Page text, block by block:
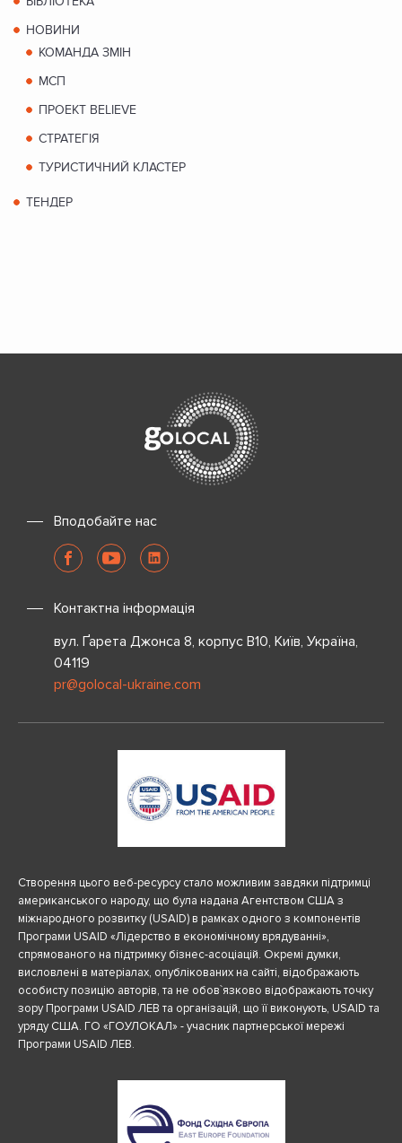
НОВИНИ
КОМАНДА ЗМІН
МСП
ПРОЕКТ BELIEVE
СТРАТЕГІЯ
ТУРИСТИЧНИЙ КЛАСТЕР
ТЕНДЕР
Вподобайте нас
Контактна інформація
вул. Ґарета Джонса 8, корпус B10, Київ, Україна,
04119
pr@golocal-ukraine.com
Створення цього веб-ресурсу стало можливим завдяки підтримці
американського народу, що була надана Агентством США з
міжнародного розвитку (USAID) в рамках одного з компонентів
Програми USAID «Лідерство в економічному врядуванні»,
спрямованого на підтримку бізнес-асоціацій. Окремі думки,
висловлені в матеріалах, опублікованих на сайті, відображають
особисту позицію авторів, та не обов`язково відображають точку
зору Програми USAID ЛЕВ та організацій, що її виконують, USAID та
уряду США. ГО «ГОУЛОКАЛ» - учасник партнерської мережі
Програми USAID ЛЕВ.